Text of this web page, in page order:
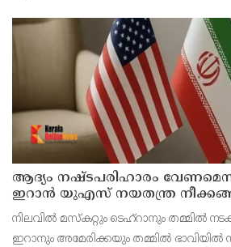
ആദ്യം നഷ്ടപരിഹാരം
ഇറാന്‍ യുഎസ് നയതന്ത്ര
അനിശ്ചിതത്വം
നിലവില്‍ മസ്‌കറ്റും ടെഹ്റാനും തമ്മില്‍
ഇറാനും അമേരിക്കയും തമ്മില്‍ ഭാവിയില്‍